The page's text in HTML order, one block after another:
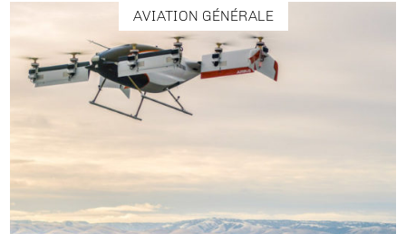
AVIATION GÉNÉRALE